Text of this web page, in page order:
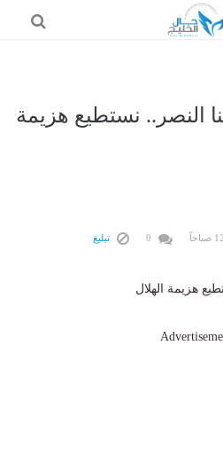
النصر.. نستطيع هزيمة
تبليغ
حال السعودية